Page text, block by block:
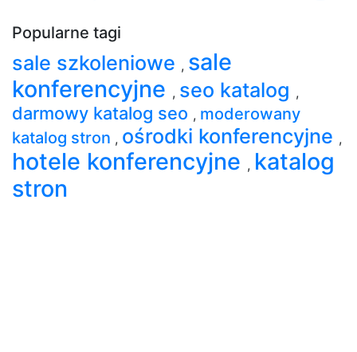
Popularne tagi
sale szkoleniowe , sale
konferencyjne , seo katalog ,
darmowy katalog seo , moderowany
katalog stron , ośrodki konferencyjne ,
hotele konferencyjne , katalog
stron